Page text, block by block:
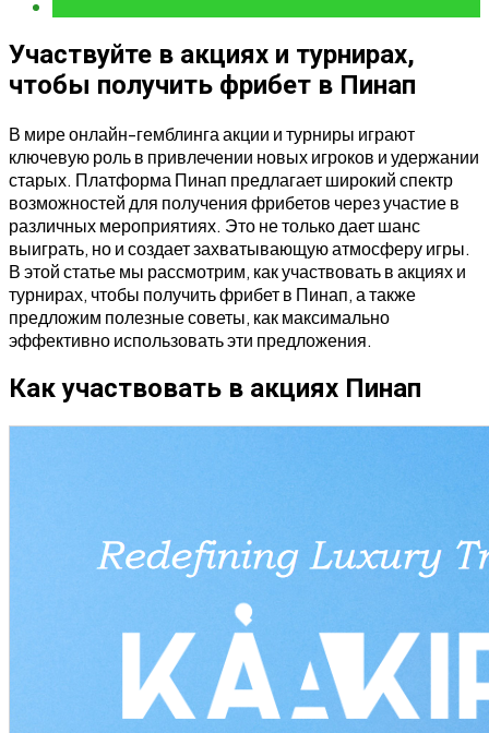
Участвуйте в акциях и турнирах,
чтобы получить фрибет в Пинап
В мире онлайн-гемблинга акции и турниры играют
ключевую роль в привлечении новых игроков и удержании
старых. Платформа Пинап предлагает широкий спектр
возможностей для получения фрибетов через участие в
различных мероприятиях. Это не только дает шанс
выиграть, но и создает захватывающую атмосферу игры.
В этой статье мы рассмотрим, как участвовать в акциях и
турнирах, чтобы получить фрибет в Пинап, а также
предложим полезные советы, как максимально
эффективно использовать эти предложения.
Как участвовать в акциях Пинап